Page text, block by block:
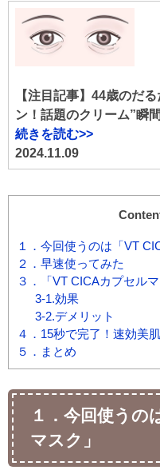
【注目記事】44歳のだ
ン！話題のクリーム”瞬
続きを読む>>
2024.11.09
１．今回使うのは「VT
２．早速使ってみた
３．「VT CICAカプセル
3-1.効果
3-2.デメリット
４．15秒で完了！速効美
５．まとめ
１．今回使うの
マスク」